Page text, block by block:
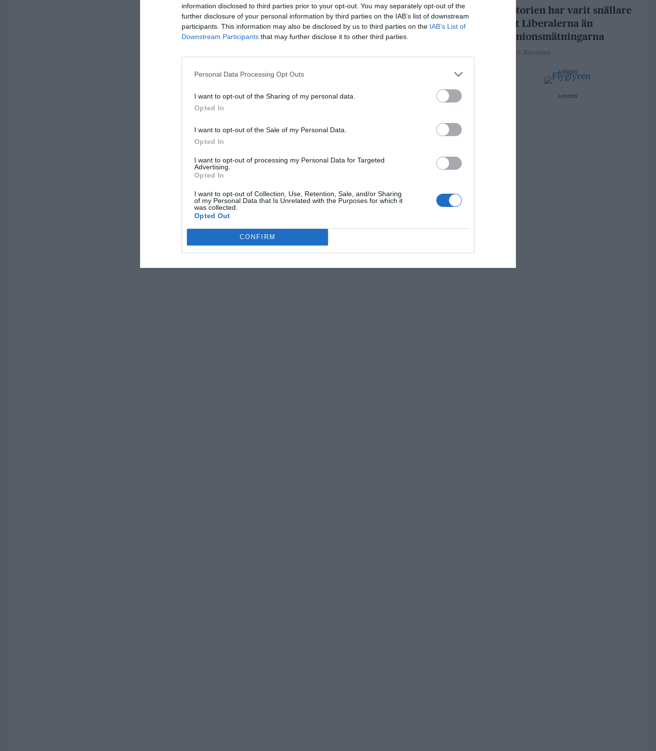
information disclosed to third parties prior to your opt-out. You may separately opt-out of the
further disclosure of your personal information by third parties on the IAB’s list of downstream
participants. This information may also be disclosed by us to third parties on the IAB’s List of
Downstream Participants that may further disclose it to other third parties.
Personal Data Processing Opt Outs
I want to opt-out of the Sharing of my personal data.
Opted In
I want to opt-out of the Sale of my Personal Data.
Opted In
I want to opt-out of processing my Personal Data for Targeted
Advertising.
Opted In
I want to opt-out of Collection, Use, Retention, Sale, and/or Sharing
of my Personal Data that Is Unrelated with the Purposes for which it
was collected.
Opted Out
CONFIRM
Historien har varit snällare
mot Liberalerna än
opinionsmätningarna
Robert Beronius
ANNONS
ANNONS